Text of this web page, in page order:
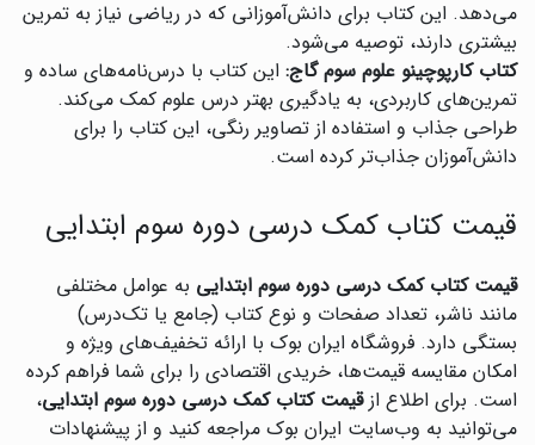
می‌دهد. این کتاب برای دانش‌آموزانی که در ریاضی نیاز به تمرین
بیشتری دارند، توصیه می‌شود.
کتاب کارپوچینو علوم سوم گاج: این کتاب با درس‌نامه‌های ساده و
تمرین‌های کاربردی، به یادگیری بهتر درس علوم کمک می‌کند.
طراحی جذاب و استفاده از تصاویر رنگی، این کتاب را برای
دانش‌آموزان جذاب‌تر کرده است.
قیمت کتاب کمک درسی دوره سوم ابتدایی
قیمت کتاب کمک درسی دوره سوم ابتدایی به عوامل مختلفی
مانند ناشر، تعداد صفحات و نوع کتاب (جامع یا تک‌درس)
بستگی دارد. فروشگاه ایران بوک با ارائه تخفیف‌های ویژه و
امکان مقایسه قیمت‌ها، خریدی اقتصادی را برای شما فراهم کرده
است. برای اطلاع ازقیمت کتاب کمک درسی دوره سوم ابتدایی،
می‌توانید به وب‌سایت ایران بوک مراجعه کنید و از پیشنهادات